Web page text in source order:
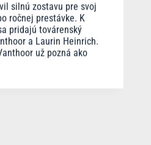
silnú zostavu pre svoj
ročnej prestávke. K
pridajú továrenský
a Laurin Heinrich.
už pozná ako